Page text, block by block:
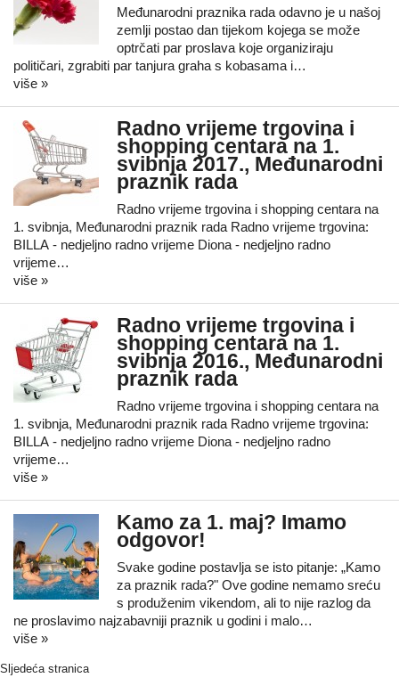
Međunarodni praznika rada odavno je u našoj
zemlji postao dan tijekom kojega se može
optrčati par proslava koje organiziraju
političari, zgrabiti par tanjura graha s kobasama i…
više »
Radno vrijeme trgovina i
shopping centara na 1.
svibnja 2017., Međunarodni
praznik rada
Radno vrijeme trgovina i shopping centara na
1. svibnja, Međunarodni praznik rada Radno vrijeme trgovina:
BILLA - nedjeljno radno vrijeme Diona - nedjeljno radno
vrijeme…
više »
Radno vrijeme trgovina i
shopping centara na 1.
svibnja 2016., Međunarodni
praznik rada
Radno vrijeme trgovina i shopping centara na
1. svibnja, Međunarodni praznik rada Radno vrijeme trgovina:
BILLA - nedjeljno radno vrijeme Diona - nedjeljno radno
vrijeme…
više »
Kamo za 1. maj? Imamo
odgovor!
Svake godine postavlja se isto pitanje: „Kamo
za praznik rada?" Ove godine nemamo sreću
s produženim vikendom, ali to nije razlog da
ne proslavimo najzabavniji praznik u godini i malo…
više »
Sljedeća stranica